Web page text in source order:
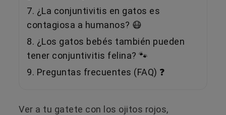
7. ¿La conjuntivitis en gatos es
contagiosa a humanos? 😷
8. ¿Los gatos bebés también pueden
tener conjuntivitis felina? 🐾
9. Preguntas frecuentes (FAQ) ❓
Ver a tu gatete con los ojitos rojos,